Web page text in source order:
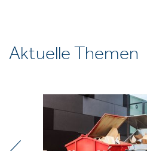
Aktuelle Themen